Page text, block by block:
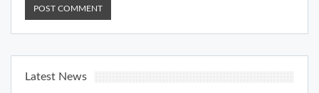
Latest News